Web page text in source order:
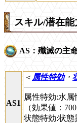
スキル/潜在能
AS：殲滅の主
AS1
＜ 属性特効・
属性特効:水
（効果値：
状態特効:状